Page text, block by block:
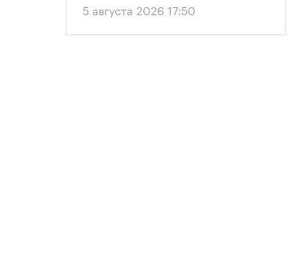
подход к определению
необходимого количества
5 августа 2026 17:50